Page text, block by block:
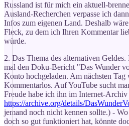
Russland ist für mich ein aktuell-
Ausland-Recherchen verpasse ich
Infos zum eigenen Land. Deshalb
Fleck, zu dem ich Ihren Kommentar
würde.
2. Das Thema des alternativen
mal den Doku-Bericht "Das Wunder
Konto hochgeladen. Am nächsten
Kommentarlos. Auf YouTube sucht
Freude habe ich ihn im Internet-Archiv
https://archive.org/details/
jemand noch nicht kennen sollte.) -
doch so gut funktioniert hat, könnte